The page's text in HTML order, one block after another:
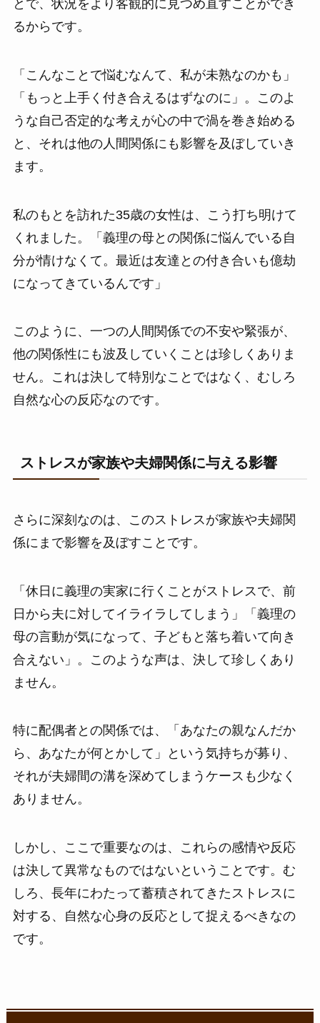
とで、状況をより客観的に見つめ直すことができ
るからです。
「こんなことで悩むなんて、私が未熟なのかも」
「もっと上手く付き合えるはずなのに」。このよ
うな自己否定的な考えが心の中で渦を巻き始める
と、それは他の人間関係にも影響を及ぼしていき
ます。
私のもとを訪れた35歳の女性は、こう打ち明けて
くれました。「義理の母との関係に悩んでいる自
分が情けなくて。最近は友達との付き合いも億劫
になってきているんです」
このように、一つの人間関係での不安や緊張が、
他の関係性にも波及していくことは珍しくありま
せん。これは決して特別なことではなく、むしろ
自然な心の反応なのです。
ストレスが家族や夫婦関係に与える影響
さらに深刻なのは、このストレスが家族や夫婦関
係にまで影響を及ぼすことです。
「休日に義理の実家に行くことがストレスで、前
日から夫に対してイライラしてしまう」「義理の
母の言動が気になって、子どもと落ち着いて向き
合えない」。このような声は、決して珍しくあり
ません。
特に配偶者との関係では、「あなたの親なんだか
ら、あなたが何とかして」という気持ちが募り、
それが夫婦間の溝を深めてしまうケースも少なく
ありません。
しかし、ここで重要なのは、これらの感情や反応
は決して異常なものではないということです。む
しろ、長年にわたって蓄積されてきたストレスに
対する、自然な心身の反応として捉えるべきなの
です。